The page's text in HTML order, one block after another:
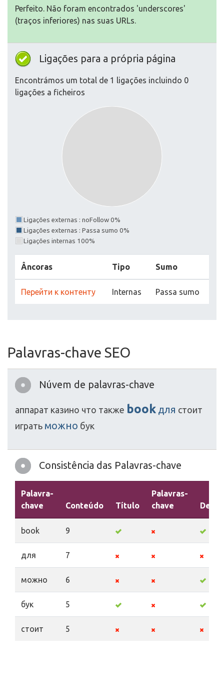
Perfeito. Não foram encontrados 'underscores'
(traços inferiores) nas suas URLs.
Ligações para a própria página
Encontrámos um total de 1 ligações incluindo 0
ligações a ficheiros
Ligações externas : noFollow 0%
Ligações externas : Passa sumo 0%
Ligações internas 100%
Âncoras Tipo Sumo
Перейти к контенту Internas Passa sumo
Palavras-chave SEO
Núvem de palavras-chave
аппарат казино что также book для стоит
играть можно бук
Consistência das Palavras-chave
Palavra-
chave
Conteúdo Título
Palavras-
chave
book 9
для 7
можно 6
бук 5
стоит 5